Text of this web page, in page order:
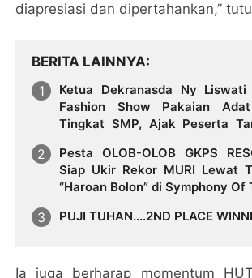
diapresiasi dan dipertahankan,”
BERITA LAINNYA
Ketua Dekranasda Ny Liswati
Fashion Show Pakaian Adat
Tingkat SMP, Ajak Peserta
Pesta OLOB-OLOB GKPS
Siap Ukir Rekor MURI Lewat
“Haroan Bolon” di Symphony Of
PUJI TUHAN....2ND PLACE
Ia juga berharap momentum